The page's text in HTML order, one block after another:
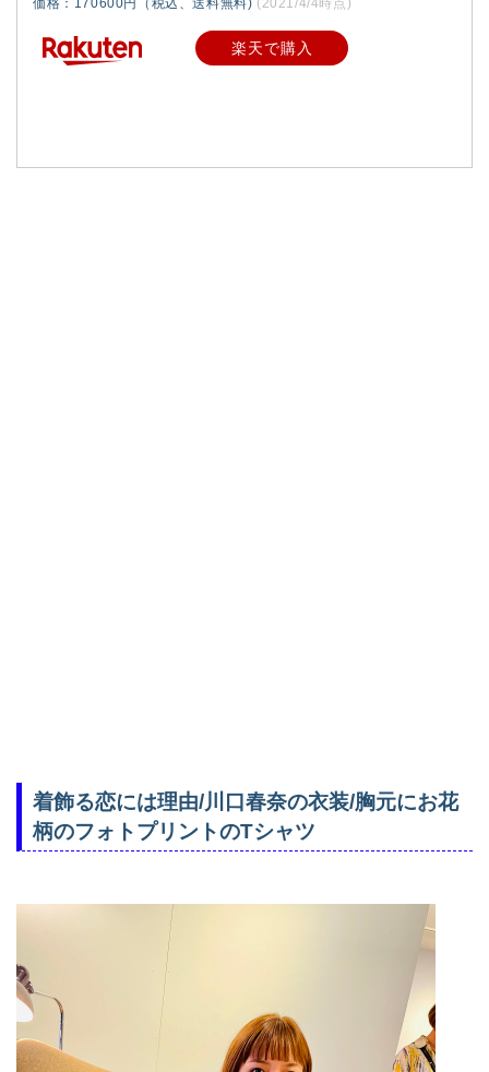
価格：170600円（税込、送料無料) (2021/4/4時点)
楽天で購入
着飾る恋には理由/川口春奈の衣装/胸元にお花
柄のフォトプリントのTシャツ